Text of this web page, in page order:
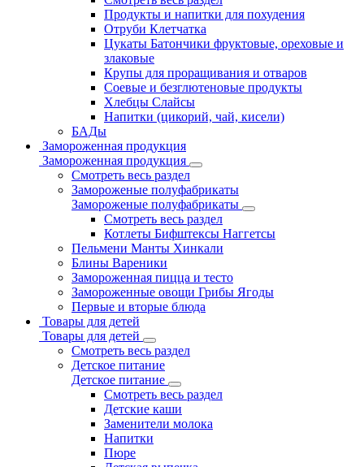
Продукты и напитки для похудения
Отруби Клетчатка
Цукаты Батончики фруктовые, ореховые и
злаковые
Крупы для проращивания и отваров
Соевые и безглютеновые продукты
Хлебцы Слайсы
Напитки (цикорий, чай, кисели)
БАДы
Замороженная продукция
Замороженная продукция
Смотреть весь раздел
Замороженые полуфабрикаты
Замороженые полуфабрикаты
Смотреть весь раздел
Котлеты Бифштексы Наггетсы
Пельмени Манты Хинкали
Блины Вареники
Замороженная пицца и тесто
Замороженные овощи Грибы Ягоды
Первые и вторые блюда
Товары для детей
Товары для детей
Смотреть весь раздел
Детское питание
Детское питание
Смотреть весь раздел
Детские каши
Заменители молока
Напитки
Пюре